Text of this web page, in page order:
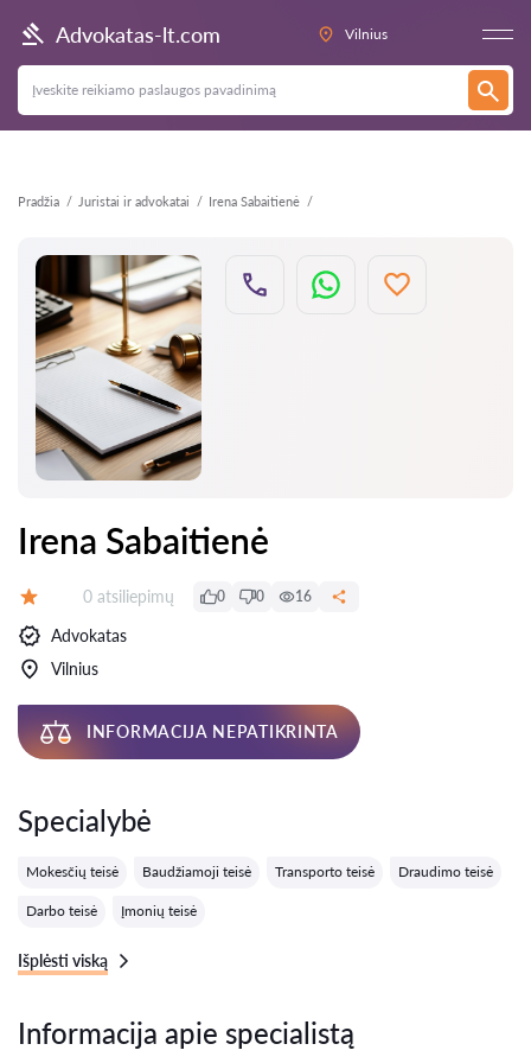
Advokatas-lt.com Vilnius
Pradžia Juristai ir advokatai Irena Sabaitienė
Atgal
Irena Sabaitienė
Atsiliepimų:
0 atsiliepimų 0 0 16
Advokatas
Vilnius
INFORMACIJA NEPATIKRINTA
Specialybė
Mokesčių teisė Baudžiamoji teisė Transporto teisė Draudimo teisė
Darbo teisė Įmonių teisė
Išplėsti viską
Informacija apie specialistą